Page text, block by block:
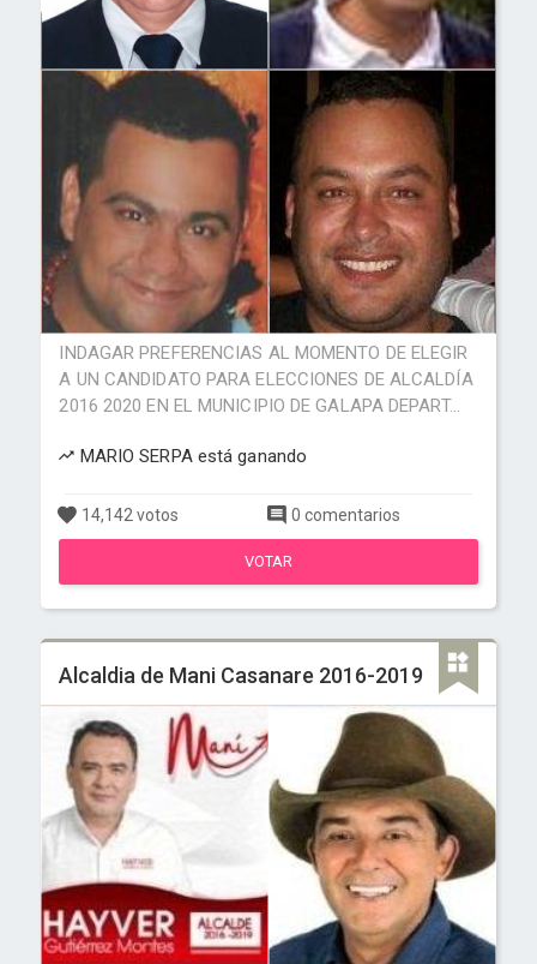
INDAGAR PREFERENCIAS AL MOMENTO DE ELEGIR
A UN CANDIDATO PARA ELECCIONES DE ALCALDÍA
2016 2020 EN EL MUNICIPIO DE GALAPA DEPART...
MARIO SERPA está ganando
14,142 votos 0 comentarios
VOTAR
Alcaldia de Mani Casanare 2016-2019